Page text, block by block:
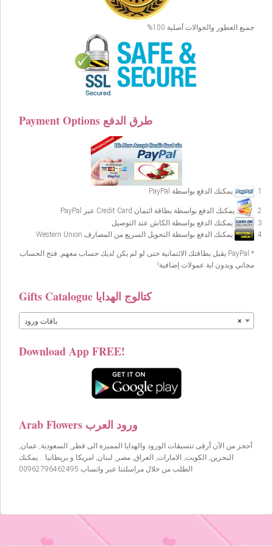
جميع العطور والجوالات أصلية 100%
Payment Options طرق الدفع
يمكنك الدفع بواسطة PayPal
يمكنك الدفع بواسطة بطاقة ائتمان Credit Card عبر PayPal
يمكنك الدفع بواسطة الكاش عند التوصيل
يمكنك الدفع بواسطة التحويل السريع من المصارف Western Union
* PayPal يقبل بطاقتك الائتمانية حتى لو لم يكن لديك حساب معهم, فتح الحساب
مجاني وبدون اية عمولات إضافية!
Gifts Catalogue كتالوج الهدايا
× باقات ورود
Download App FREE!
Arab Flowers ورود العرب
أحجز من الآن أرقى تنسيقات الورود والهدايا المميزة الى قطر, السعودية, عمان,
البحرين, الكويت, الامارات, العراق, مصر, لبنان, امريكا و بريطانيا… يمكنك
الطلب من خلال مراسلتنا عبر واتساب 00962796462495